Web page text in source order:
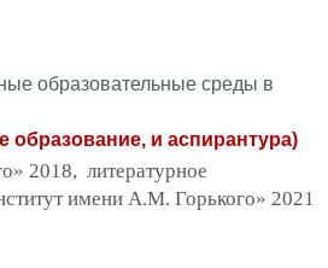
образовательные среды в
образование, и аспирантура)
2018, литературное
имени А.М. Горького» 2021